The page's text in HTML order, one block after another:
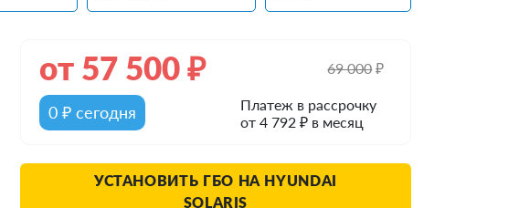
от 57 500₽ 69 000₽
0 ₽ сегодня
Платеж в рассрочку
от 4 792 ₽ в месяц
УСТАНОВИТЬ ГБО НА HYUNDAI
SOLARIS